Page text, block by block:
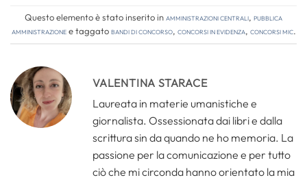
Questo elemento è stato inserito inAmministrazioni Centrali, Pubblica
amministrazionee taggatobandi di concorso, concorsi in evidenza, concorsi mic.
VALENTINA STARACE
Laureata in materie umanistiche e
giornalista. Ossessionata dai libri e dalla
scrittura sin da quando ne ho memoria. La
passione per la comunicazione e per tutto
ciò che mi circonda hanno orientato la mia